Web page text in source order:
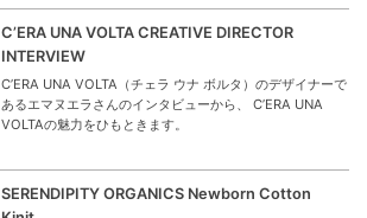
C’ERA UNA VOLTA CREATIVE DIRECTOR
INTERVIEW
C’ERA UNA VOLTA（チェラ ウナ ボルタ）のデザイナーで
あるエマヌエラさんのインタビューから、 C’ERA UNA
VOLTAの魅力をひもときます。
SERENDIPITY ORGANICS Newborn Cotton